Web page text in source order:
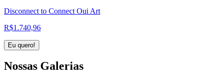
Disconnect to Connect Oui Art
R$1.740,96
Eu quero!
Nossas Galerias